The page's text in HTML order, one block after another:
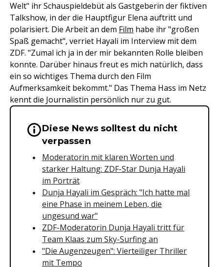
Welt" ihr Schauspieldebüt als Gastgeberin der fiktiven
Talkshow, in der die Hauptfigur Elena auftritt und
polarisiert. Die Arbeit an dem Film habe ihr "großen
Spaß gemacht", verriet Hayali im Interview mit dem
ZDF. "Zumal ich ja in der mir bekannten Rolle bleiben
konnte. Darüber hinaus freut es mich natürlich, dass
ein so wichtiges Thema durch den Film
Aufmerksamkeit bekommt." Das Thema Hass im Netz
kennt die Journalistin persönlich nur zu gut.
Wichtige Hinweise &
Diese News solltest du nicht
verpassen
Moderatorin mit klaren Worten und
starker Haltung: ZDF-Star Dunja Hayali
im Porträt
Dunja Hayali im Gespräch: "Ich hatte mal
eine Phase in meinem Leben, die
ungesund war"
ZDF-Moderatorin Dunja Hayali tritt für
Team Klaas zum Sky-Surfing an
"Die Augenzeugen": Vierteiliger Thriller
mit Tempo